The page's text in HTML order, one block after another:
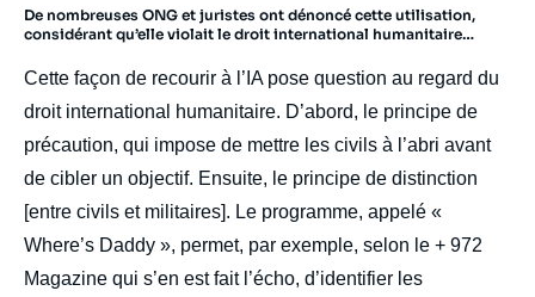
De nombreuses ONG et juristes ont dénoncé cette utilisation,
considérant qu’elle violait le droit international humanitaire…
Cette façon de recourir à l’IA pose question au regard du
droit international humanitaire. D’abord, le principe de
précaution, qui impose de mettre les civils à l’abri avant
de cibler un objectif. Ensuite, le principe de distinction
[entre civils et militaires]. Le programme, appelé «
Where’s Daddy », permet, par exemple, selon le + 972
Magazine qui s’en est fait l’écho, d’identifier les